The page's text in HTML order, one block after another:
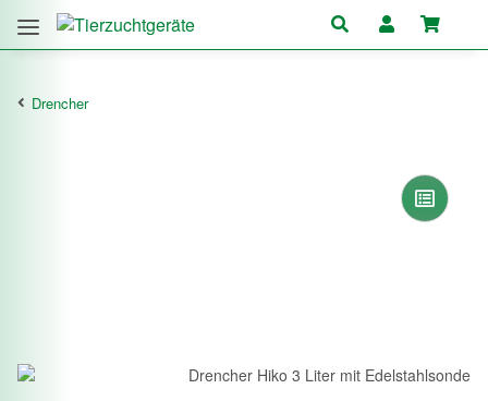
Drencher